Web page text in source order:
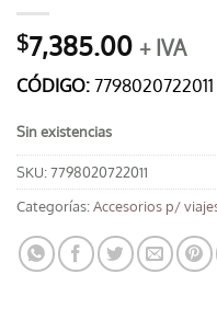
$7,385.00 + IVA
CÓDIGO: 7798020722011
Sin existencias
SKU:7798020722011
Categorías:Accesorios p/